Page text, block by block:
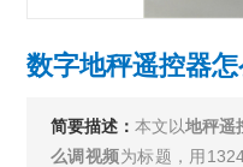
数字地秤遥控器
简要描述： 本文以地秤遥
么调视频为标题，用